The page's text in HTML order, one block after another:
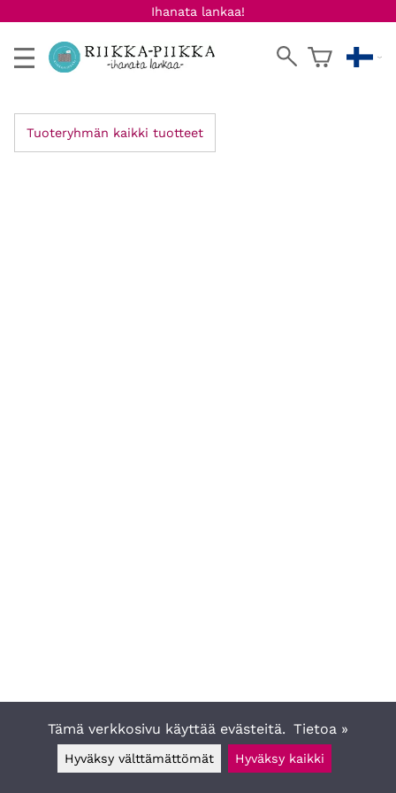
Ihanata lankaa!
Tuoteryhmän kaikki tuotteet
Tämä verkkosivu käyttää evästeitä. Tietoa »
Hyväksy välttämättömät Hyväksy kaikki